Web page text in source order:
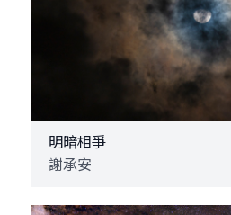
明暗相爭
謝承安